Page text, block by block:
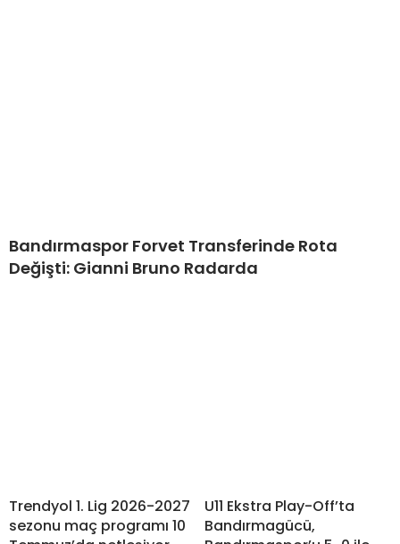
Bandırmaspor Forvet Transferinde Rota
Değişti: Gianni Bruno Radarda
Trendyol 1. Lig 2026-2027
sezonu maç programı 10
U11 Ekstra Play-Off’ta
Bandırmagücü,